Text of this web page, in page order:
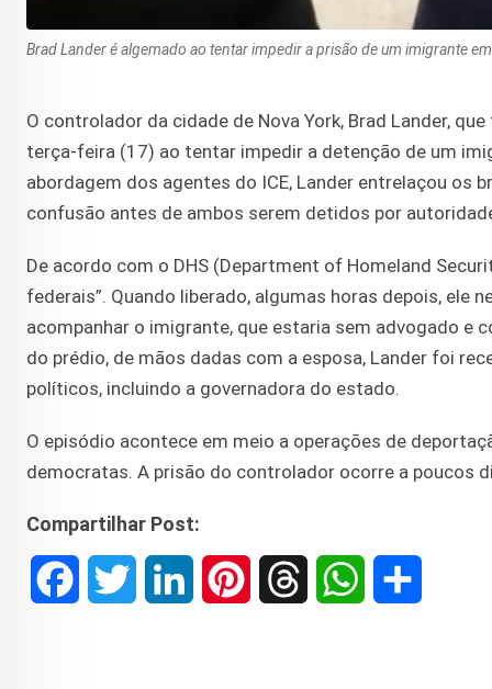
Brad Lander é algemado ao tentar impedir a prisão de um imigrante
O controlador da cidade de Nova York, Brad Lander,
terça-feira (17) ao tentar impedir a detenção de um
abordagem dos agentes do ICE, Lander entrelaçou os
confusão antes de ambos serem detidos por
De acordo com o DHS (Department of Homeland
federais”. Quando liberado, algumas horas depois, ele
acompanhar o imigrante, que estaria sem advogado e
do prédio, de mãos dadas com a esposa, Lander foi
políticos, incluindo a governadora do estado.
O episódio acontece em meio a operações de
democratas. A prisão do controlador ocorre a poucos
Compartilhar Post: